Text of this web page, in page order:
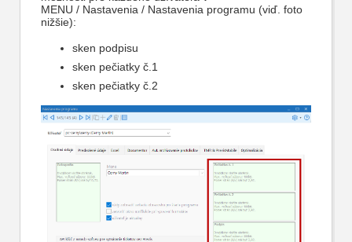
MENU / Nastavenia / Nastavenia programu (viď. foto
nižšie):
sken podpisu
sken pečiatky č.1
sken pečiatky č.2